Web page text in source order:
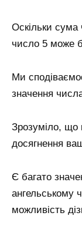
Оскільки
число 5 може
Ми
значення
Зрозуміло, що
досягнення
Є багато
ангельському
можливість